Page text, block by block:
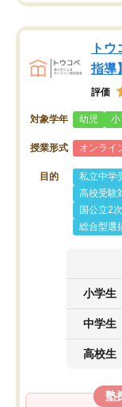
ト
指導】
評価
対象学年 幼児
授業形式 オンライ
目的 私立中学
高校受験
国公立2
総合型選
小学生
中学生
高校生
塾